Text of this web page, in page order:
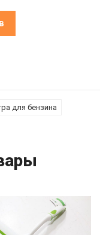
для бензина